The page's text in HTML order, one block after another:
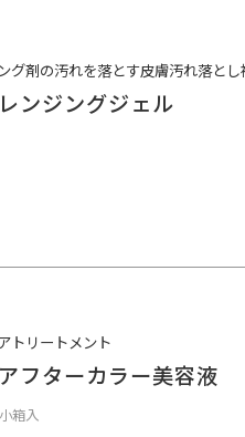
グ剤の汚れを落とす皮膚汚れ落とし
ンジングジェル
トリートメント
フターカラー美容液
箱入